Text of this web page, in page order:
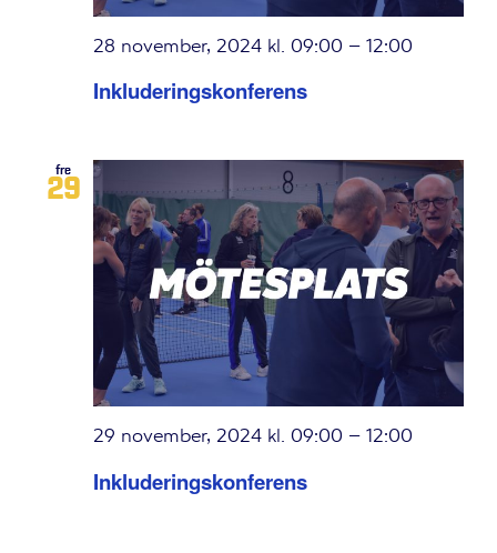
Inkluderingskonferens
28 november, 2024 kl. 09:00 – 12:00
fre
29
Inkluderingskonferens
29 november, 2024 kl. 09:00 – 12:00